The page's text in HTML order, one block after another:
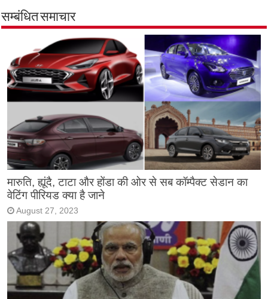
सम्बंधित समाचार
मारुति, ह्यूंदै, टाटा और होंडा की ओर से सब कॉम्पैक्ट सेडान का
वेटिंग पीरियड क्या है जाने
August 27, 2023